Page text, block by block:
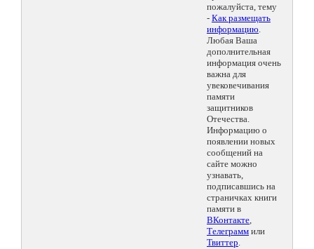
пожалуйста, тему
- Как размещать
информацию.
Любая Ваша
дополнительная
информация очень
важна для
увековечивания
памяти
защитников
Отечества.
Информацию о
появлении новых
сообщений на
сайте можно
узнавать,
подписавшись на
страничках книги
памяти в
ВКонтакте,
Телеграмм или
Твиттер.